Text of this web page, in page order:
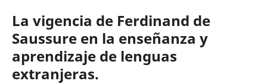
La vigencia de Ferdinand de
Saussure en la enseñanza y
aprendizaje de lenguas
extranjeras.